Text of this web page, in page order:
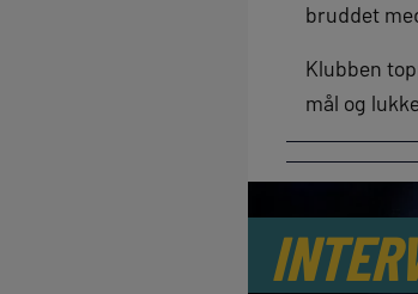
bruddet
Klubben
mål og